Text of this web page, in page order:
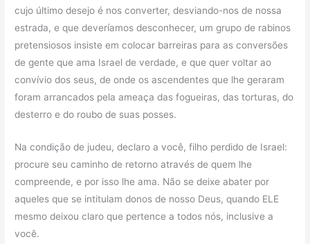
cujo último desejo é nos converter, desviando-nos de nossa
estrada, e que deveríamos desconhecer, um grupo de rabinos
pretensiosos insiste em colocar barreiras para as conversões
de gente que ama Israel de verdade, e que quer voltar ao
convívio dos seus, de onde os ascendentes que lhe geraram
foram arrancados pela ameaça das fogueiras, das torturas, do
desterro e do roubo de suas posses.
Na condição de judeu, declaro a você, filho perdido de Israel:
procure seu caminho de retorno através de quem lhe
compreende, e por isso lhe ama. Não se deixe abater por
aqueles que se intitulam donos de nosso Deus, quando ELE
mesmo deixou claro que pertence a todos nós, inclusive a
você.